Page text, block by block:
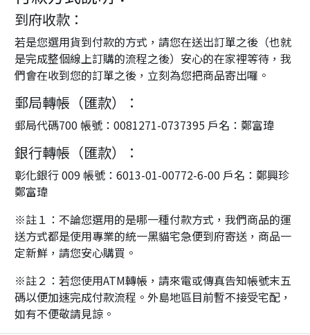
到府收款：
若是您選用貨到付款的方式，請您在送出訂單之後（也就
是完成整個線上訂購的流程之後）安心的在家裡等待，我
們會在收到您的訂單之後，立刻為您把商品寄出囉。
郵局轉帳（匯款）：
郵局代碼700 帳號：0081271-0737395 戶名：鄭富瑋
銀行轉帳（匯款）：
彰化銀行 009 帳號：6013-01-00772-6-00 戶名：鄭興珍
鄭富瑋
※註１：不論您選用的是哪一種付款方式，我們商品的運
送方式都是使用專業的統一黑貓宅急便到府寄送，商品一
定新鮮，請您安心購買。
※註２：若您使用ATM轉帳，請來電或傳真告知帳號末五
碼以便加速完成付款流程。外島地區目前暫不接受宅配，
如有不便敬請見諒。